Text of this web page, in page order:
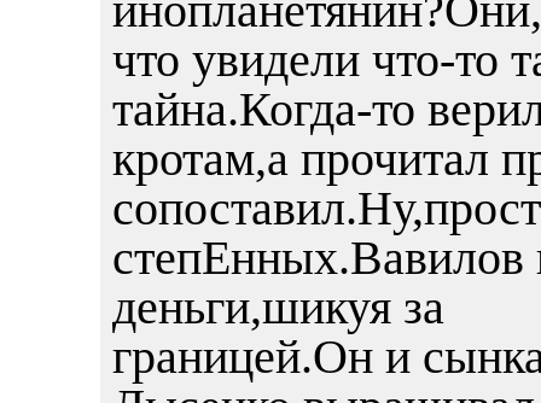
что увидели что-то
тайна.Когда-то
кротам,а прочитал
степЕнных.Вавилов
деньги,шикуя за
границей.Он и